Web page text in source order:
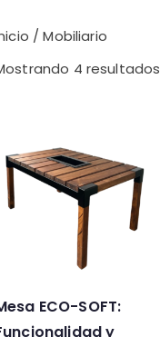
/ Mobiliario
4 resultados
ECO-SOFT:
y